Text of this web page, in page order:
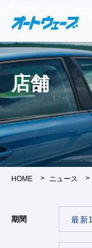
店舗
HOME ニュース
期間